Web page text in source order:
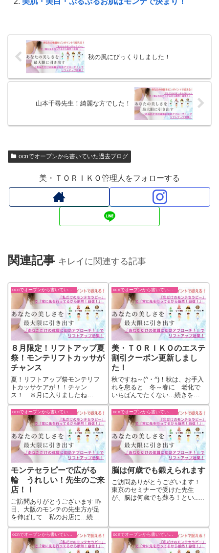
秋の風にびっくりしました！
山本千尋先生！綺麗な方でした！
ocnでオープンから書いていた過去ブログ
美・ＴＯＲＩＫＯ管理人をフォローする
関連記事 キレイに関連する記事
ocnでオープンから書いていた過去ブログ
８月限定！リフトアップ夏
祭！モンテリフトカッサが
チャンス
夏！リフトアップ祭モンテリフ
トカッサケアが！！チャン
ス！ ８月に入りましたね
～ ...続きをもっと見る
ocnでオープンから書いていた過去ブログ
美・ＴＯＲＩＫＯのエステ
割引クーポン更新しまし
た！
秋ですね～(^・^)！秋は、お手入
れを怠ると 冬～春に 老化で
いちばんでたくない...続きをも
っと見る
ocnでオープンから書いていた過去ブログ
モンテセラピーで広がる
輪 うれしい！先生のご来
店！！
ご訪問ありがとうございます 昨
日、大阪のモンテの先生方が足
を伸ばして 私のお店に...続き
をもっと見る
ocnでオープンから書いていた過去ブログ
脳は何歳でも鍛えられます
ご訪問ありがとうございます！
東京のセミナーで受けた先生
が、脳は何歳でも蘇る！とい...
ocnでオープンから書いていた過去ブログ